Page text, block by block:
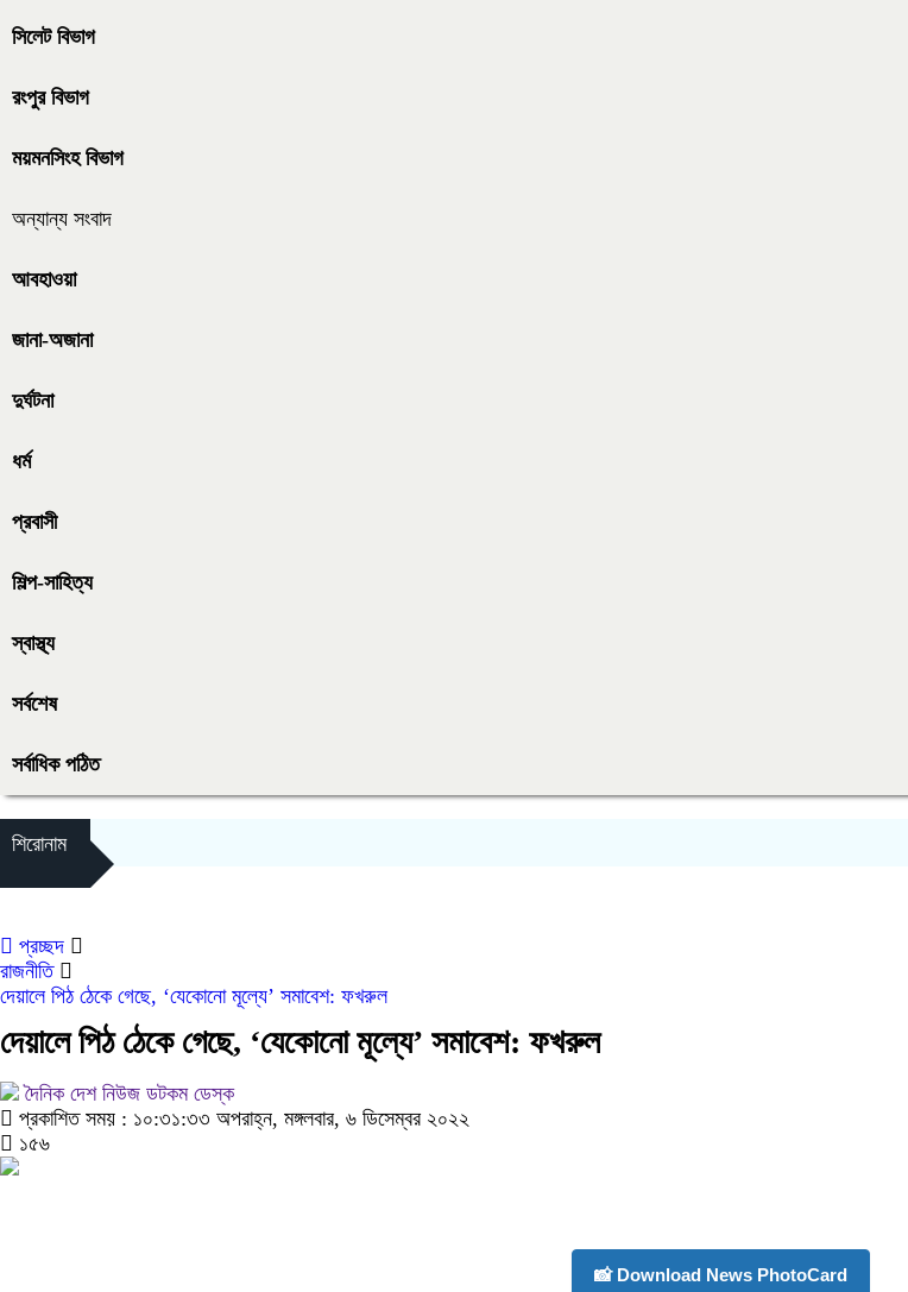
সিলেট বিভাগ
রংপুর বিভাগ
ময়মনসিংহ বিভাগ
অন্যান্য সংবাদ
আবহাওয়া
জানা-অজানা
দুর্ঘটনা
ধর্ম
প্রবাসী
শিল্প-সাহিত্য
স্বাস্থ্য
সর্বশেষ
সর্বাধিক পঠিত
শিরোনাম
প্রচ্ছদ
রাজনীতি
দেয়ালে পিঠ ঠেকে গেছে, ‘যেকোনো মূল্যে’ সমাবেশ: ফখরুল
দেয়ালে পিঠ ঠেকে গেছে, ‘যেকোনো মূল্যে’ সমাবেশ: ফখরুল
দৈনিক দেশ নিউজ ডটকম ডেস্ক
প্রকাশিত সময় : ১০:৩১:৩৩ অপরাহ্ন, মঙ্গলবার, ৬ ডিসেম্বর ২০২২
১৫৬
📸 Download News PhotoCard